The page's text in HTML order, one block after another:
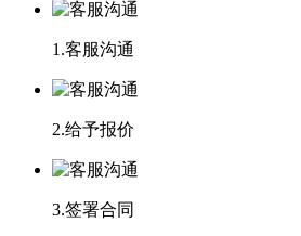
1.客服沟通
2.给予报价
3.签署合同